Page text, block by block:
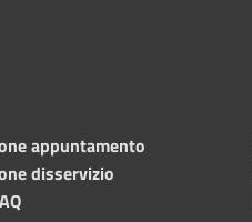
appuntamento
disservizio